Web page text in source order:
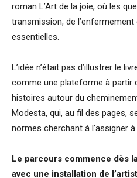
roman L’Art de la joie, où les
transmission, de
essentielles.
L’idée n’était pas d’illustrer le
comme une plateforme à partir
histoires autour du
Modesta, qui, au fil des pages,
normes cherchant à l’assigner
Le parcours commence dès
avec une installation de